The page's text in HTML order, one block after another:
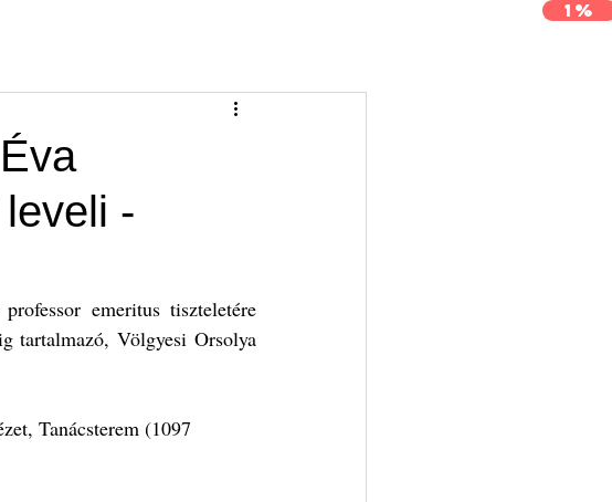
1%
-
professor emeritus tiszteletére
tartalmazó, Völgyesi Orsolya
Tanácsterem (1097